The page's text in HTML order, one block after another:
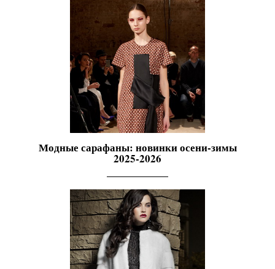
Модные сарафаны: новинки осени-зимы
2025-2026